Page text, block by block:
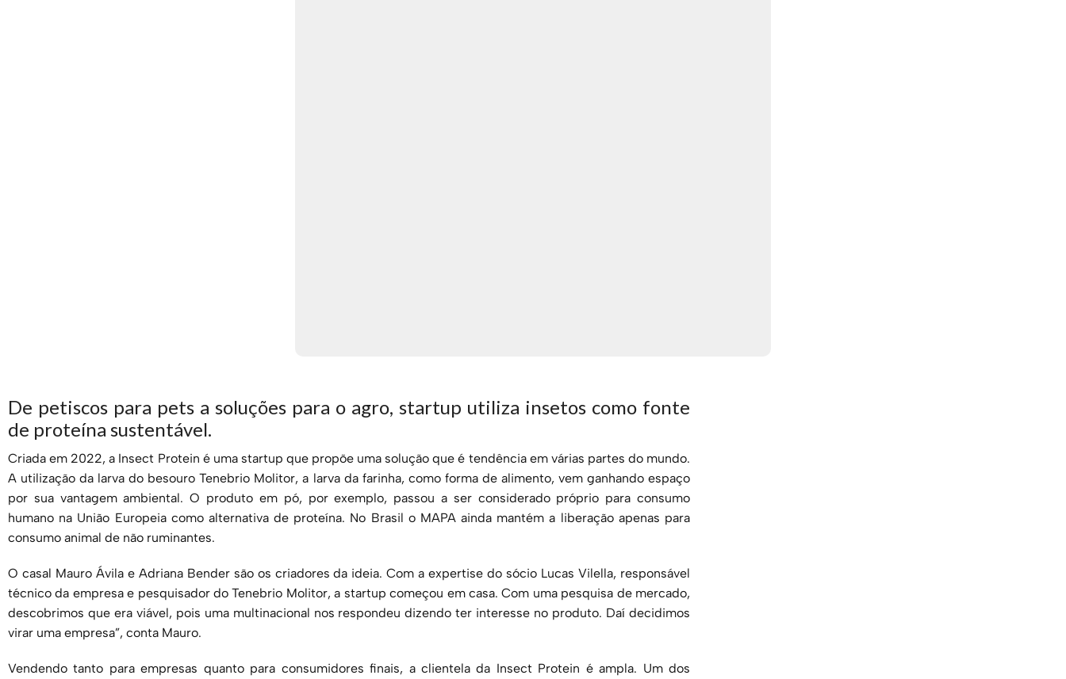
De petiscos para pets a soluções para o agro, startup utiliza insetos como fonte
de proteína sustentável.
Criada em 2022, a Insect Protein é uma startup que propõe uma solução que é tendência em várias partes do mundo.
A utilização da larva do besouroTenebrio Molitor, a larva da farinha, como forma de alimento, vem ganhando espaço
por sua vantagem ambiental. O produto em pó, por exemplo, passou a ser considerado próprio para consumo
humano na União Europeia como alternativa de proteína. No Brasil o MAPA ainda mantém a liberação apenas para
consumo animal de não ruminantes.
O casal Mauro Ávila e Adriana Bendersão os criadores da ideia. Com a expertise do sócio Lucas Vilella, responsável
técnico da empresa e pesquisador doTenebrio Molitor, a startup começou em casa. Com uma pesquisa de mercado,
descobrimos que era viável, pois uma multinacional nos respondeu dizendo ter interesse no produto. Daí decidimos
virar uma empresa”, conta Mauro.
Vendendo tanto para empresas quanto para consumidores finais, a clientela da Insect Protein é ampla. Um dos